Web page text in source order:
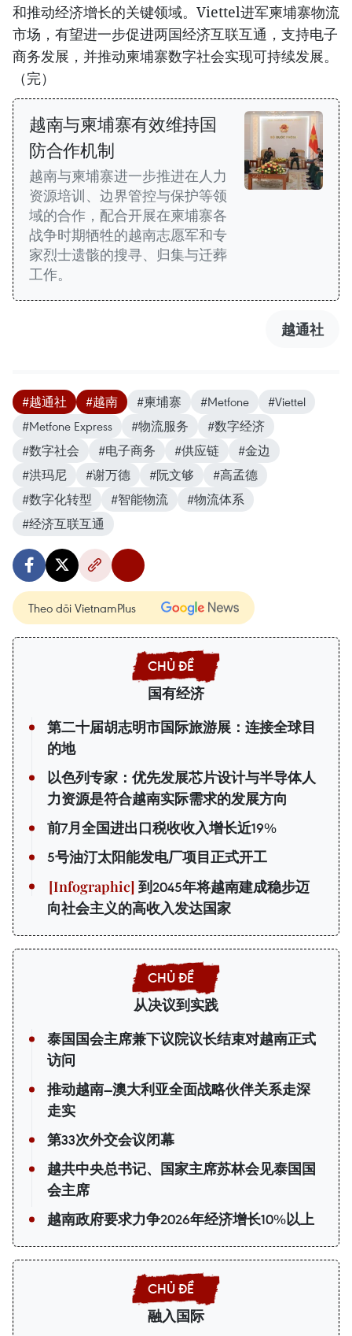
和推动经济增长的关键领域。Viettel进军柬埔寨物流
市场，有望进一步促进两国经济互联互通，支持电子
商务发展，并推动柬埔寨数字社会实现可持续发展。
（完）
越南与柬埔寨有效维持国
防合作机制
越南与柬埔寨进一步推进在人力
资源培训、边界管控与保护等领
域的合作，配合开展在柬埔寨各
战争时期牺牲的越南志愿军和专
家烈士遗骸的搜寻、归集与迁葬
工作。
越通社
#越通社 #越南 #柬埔寨 #Metfone
#Viettel
#Metfone Express
#物流服务
#数字经济
#数字社会
#电子商务 #供应链
#金边
#洪玛尼
#谢万德 #阮文够
#高孟德
#数字化转型
#智能物流
#物流体系
#经济互联互通
Theo dõi VietnamPlus
国有经济
第二十届胡志明市国际旅游展：连接全球目
的地
以色列专家：优先发展芯片设计与半导体人
力资源是符合越南实际需求的发展方向
前7月全国进出口税收收入增长近19%
5号油汀太阳能发电厂项目正式开工
到2045年将越南建成稳步迈
向社会主义的高收入发达国家
从决议到实践
泰国国会主席兼下议院议长结束对越南正式
访问
推动越南—澳大利亚全面战略伙伴关系走深
走实
第33次外交会议闭幕
越共中央总书记、国家主席苏林会见泰国国
会主席
越南政府要求力争2026年经济增长10%以上
融入国际